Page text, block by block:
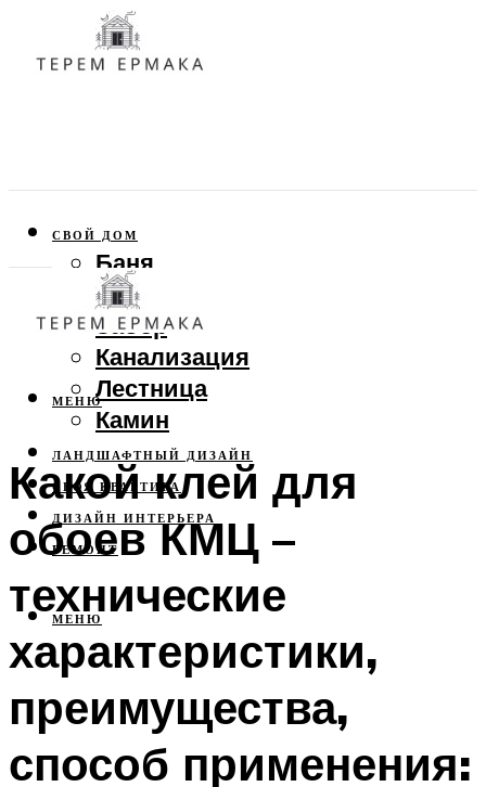
СВОЙ ДОМ
Баня
Веранда
Забор
Канализация
Лестница
Камин
ЛАНДШАФТНЫЙ ДИЗАЙН
СВОЯ КВАРТИРА
ДИЗАЙН ИНТЕРЬЕРА
РЕМОНТ
МЕНЮ
МЕНЮ
Какой клей для
обоев КМЦ –
технические
характеристики,
преимущества,
способ применения: